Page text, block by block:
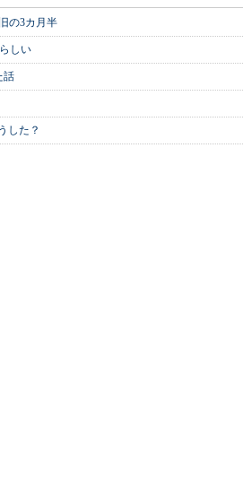
の3カ月半
しい
話
した？